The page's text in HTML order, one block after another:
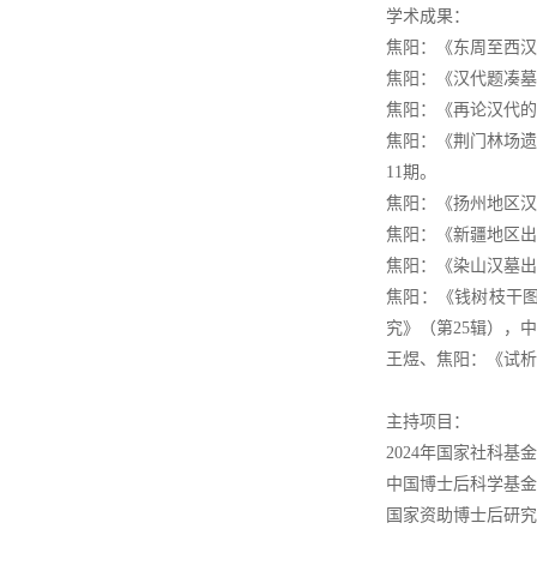
学术成果：
焦阳：《东周至西
焦阳：《汉代题凑
焦阳：《再论汉代
焦阳：《荆门林场
11期。
焦阳：《扬州地区
焦阳：《新疆地区
焦阳：《染山汉墓
焦阳：《钱树枝干
究》（第25辑），
王煜、焦阳：《试
主持项目：
2024年国家社科基
中国博士后科学基
国家资助博士后研